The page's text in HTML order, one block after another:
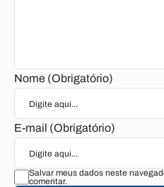
Nome (Obrigatório)
E-mail (Obrigatório)
Salvar meus dados neste
comentar.